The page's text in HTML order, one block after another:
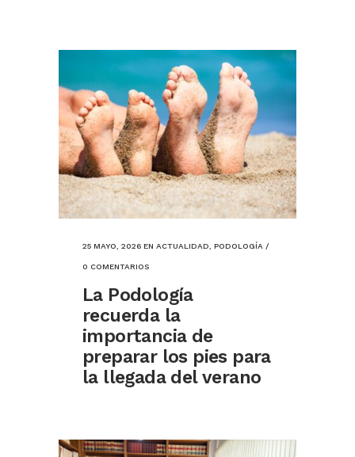
25 MAYO, 2026 EN ACTUALIDAD PODOLOGÍA /
0 COMENTARIOS
La Podología
recuerda la
importancia de
preparar los pies para
la llegada del verano